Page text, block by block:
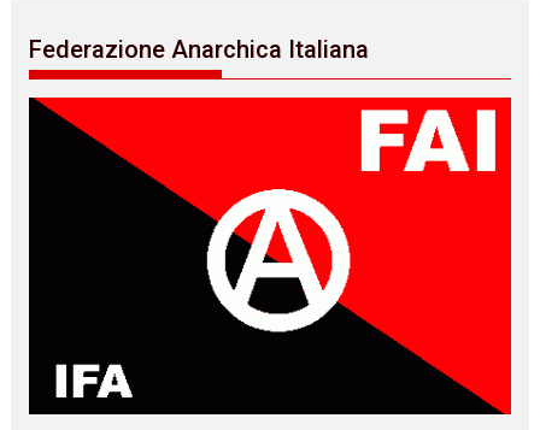
Federazione Anarchica Italiana